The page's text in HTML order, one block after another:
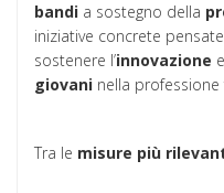
bandi a sostegno della
iniziative concrete
sostenere l’innovazione
giovani nella professione
Tra le misure più